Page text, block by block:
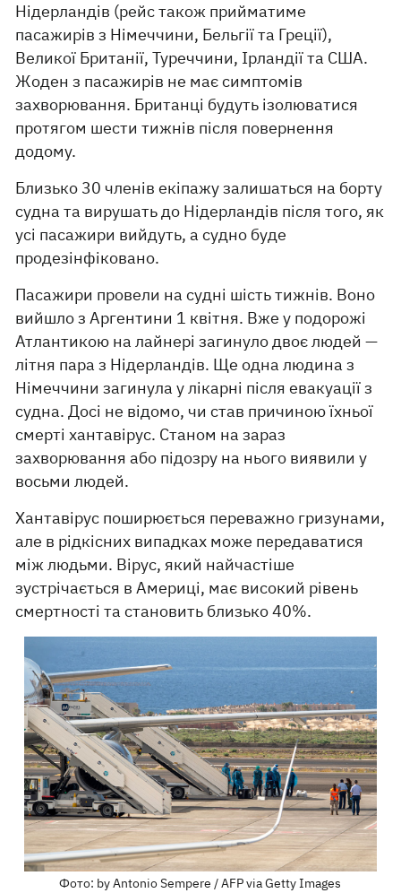
Нідерландів (рейс також прийматиме
пасажирів з Німеччини, Бельгії та Греції),
Великої Британії, Туреччини, Ірландії та США.
Жоден з пасажирів не має симптомів
захворювання. Британці будуть ізолюватися
протягом шести тижнів після повернення
додому.
Близько 30 членів екіпажу залишаться на борту
судна та вирушать до Нідерландів після того, як
усі пасажири вийдуть, а судно буде
продезінфіковано.
Пасажири провели на судні шість тижнів. Воно
вийшло з Аргентини 1 квітня. Вже у подорожі
Атлантикою на лайнері загинуло двоє людей —
літня пара з Нідерландів. Ще одна людина з
Німеччини загинула у лікарні після евакуації з
судна. Досі не відомо, чи став причиною їхньої
смерті хантавірус. Станом на зараз
захворювання або підозру на нього виявили у
восьми людей.
Хантавірус поширюється переважно гризунами,
але в рідкісних випадках може передаватися
між людьми. Вірус, який найчастіше
зустрічається в Америці, має високий рівень
смертності та становить близько 40%.
Фото: by Antonio Sempere / AFP via Getty Images